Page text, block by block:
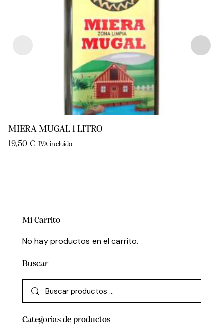
MIERA MUGAL 1 LITRO
19,50 € IVA incluido
Mi Carrito
No hay productos en el carrito.
Buscar
Categorias de productos